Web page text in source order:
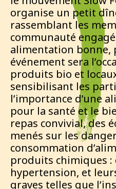
organise un petit
rassemblant les
communauté
alimentation bonne,
événement sera
produits bio et
sensibilisant les
l’importance d’une
pour la santé et le
repas convivial, des
menés sur les
consommation
produits chimiques :
hypertension, et
graves telles que